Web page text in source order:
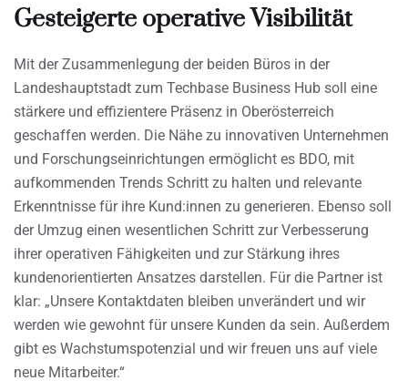
Gesteigerte operative Visibilität
Mit der Zusammenlegung der beiden Büros in der
Landeshauptstadt zum Techbase Business Hub soll eine
stärkere und effizientere Präsenz in Oberösterreich
geschaffen werden. Die Nähe zu innovativen Unternehmen
und Forschungseinrichtungen ermöglicht es BDO, mit
aufkommenden Trends Schritt zu halten und relevante
Erkenntnisse für ihre Kund:innen zu generieren. Ebenso soll
der Umzug einen wesentlichen Schritt zur Verbesserung
ihrer operativen Fähigkeiten und zur Stärkung ihres
kundenorientierten Ansatzes darstellen. Für die Partner ist
klar: „Unsere Kontaktdaten bleiben unverändert und wir
werden wie gewohnt für unsere Kunden da sein. Außerdem
gibt es Wachstumspotenzial und wir freuen uns auf viele
neue Mitarbeiter.“